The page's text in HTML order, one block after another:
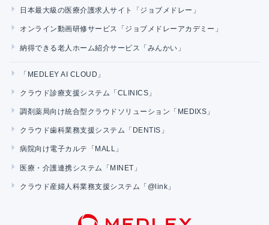
日本最大級の医療介護求人サイト「ジョブメドレー」
オンライン動画研修サービス「ジョブメドレーアカデミー」
納得できる老人ホーム紹介サービス「みんかい」
「MEDLEY AI CLOUD」
クラウド診療支援システム「CLINICS」
調剤薬局向け統合型クラウドソリューション「MEDIXS」
クラウド歯科業務支援システム「DENTIS」
病院向け電子カルテ「MALL」
医療・介護連携システム「MINET」
クラウド産婦人科業務支援システム「@link」